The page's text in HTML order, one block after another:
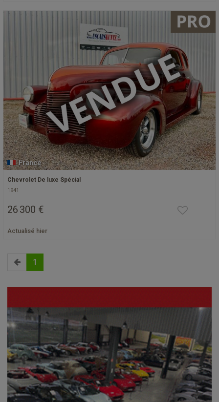
France
Chevrolet De luxe Spécial
1941
26 300 €
Actualisé hier
1